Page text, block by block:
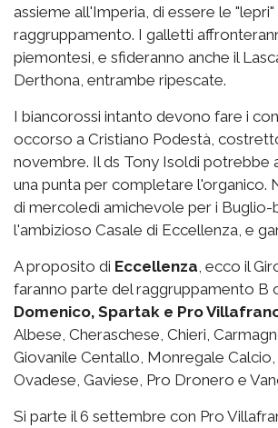
assieme all'Imperia, di essere le
raggruppamento. I galletti
piemontesi, e sfideranno anche il
Derthona, entrambe ripescate.
I biancorossi intanto devono fare i
occorso a Cristiano Podestà,
novembre. Il ds Tony Isoldi potrebbe
una punta per completare l'organico.
di mercoledì amichevole per i Buglio-
l'ambizioso Casale di Eccellenza, e
A proposito di Eccellenza , ecco il
faranno parte del raggruppamento B
Domenico, Spartak e Pro
Albese, Cheraschese, Chieri,
Giovanile Centallo, Monregale
Ovadese, Gaviese, Pro Dronero e
Si parte il 6 settembre con Pro